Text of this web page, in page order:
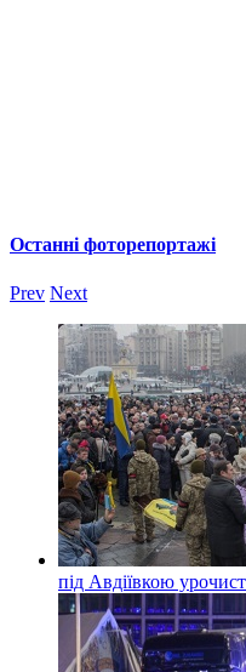
Останні фоторепортажі
Prev Next
під Авдіївкою